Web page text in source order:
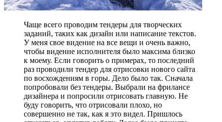
Чаще всего проводим тендеры для творческих
заданий, таких как дизайн или написание текстов.
У меня свое видение на все вещи и очень важно,
чтобы видение исполнителя было максима близко
к моему. Если говорить о примерах, то последний
раз проводили тендер для отрисовки нового сайта
по восхождениям в горы. Дело было так. Сначала
попробовали без тендеры. Выбрали на фрилансе
дизайнера и попросили отрисовать главную. Не
буду говорить, что отрисовали плохо, но
совершенно не так, как я это видел. Пришлось